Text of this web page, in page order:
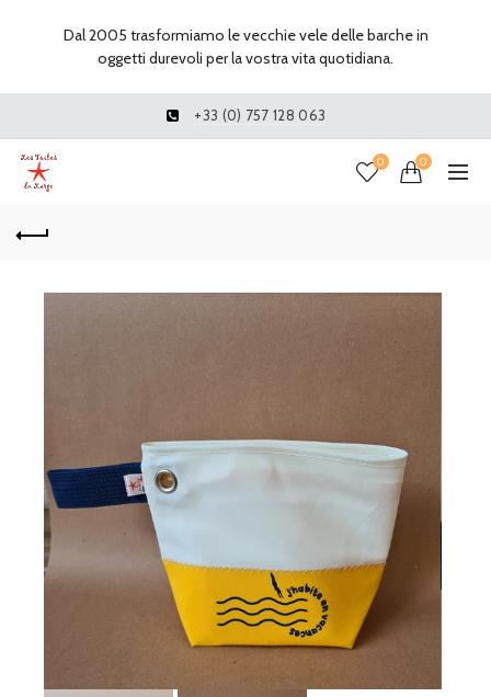
+33 (0) 757 128 063
0 0
Dal 2005 trasformiamo le vecchie vele delle barche in
oggetti durevoli per la vostra vita quotidiana.